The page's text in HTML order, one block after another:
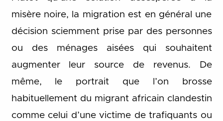
misère noire, la migration est en général une
décision sciemment prise par des personnes
ou des ménages aisées qui souhaitent
augmenter leur source de revenus. De
même, le portrait que l’on brosse
habituellement du migrant africain clandestin
comme celui d’une victime de trafiquants ou